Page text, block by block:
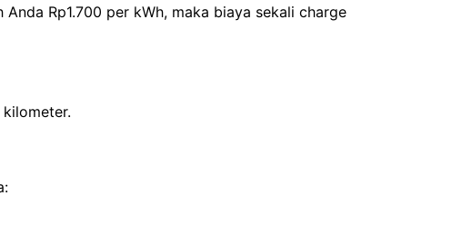
Rp1.700 per kWh, maka biaya sekali charge